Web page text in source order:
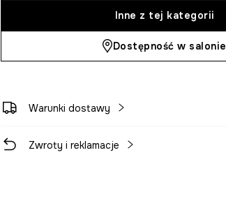
Inne z tej kategorii
Dostępność w salonie
Warunki dostawy
Zwroty i reklamacje